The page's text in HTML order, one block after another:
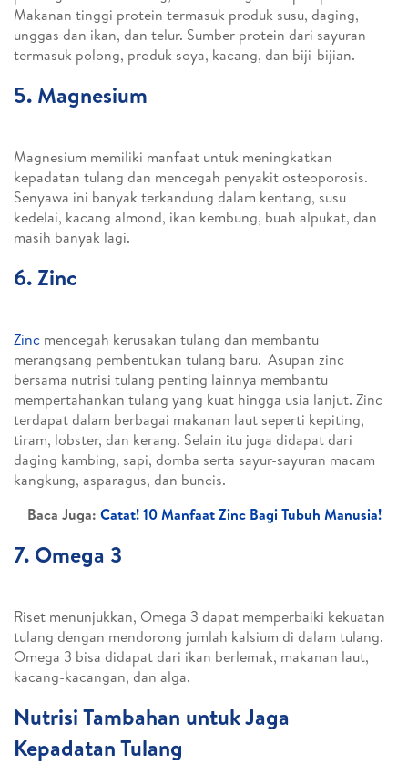
Makanan tinggi protein termasuk produk susu, daging,
unggas dan ikan, dan telur. Sumber protein dari sayuran
termasuk polong, produk soya, kacang, dan biji-bijian.
5. Magnesium
Magnesium memiliki manfaat untuk meningkatkan
kepadatan tulang dan mencegah penyakit osteoporosis.
Senyawa ini banyak terkandung dalam kentang, susu
kedelai, kacang almond, ikan kembung, buah alpukat, dan
masih banyak lagi.
6. Zinc
Zinc mencegah kerusakan tulang dan membantu
merangsang pembentukan tulang baru. Asupan zinc
bersama nutrisi tulang penting lainnya membantu
mempertahankan tulang yang kuat hingga usia lanjut. Zinc
terdapat dalam berbagai makanan laut seperti kepiting,
tiram, lobster, dan kerang. Selain itu juga didapat dari
daging kambing, sapi, domba serta sayur-sayuran macam
kangkung, asparagus, dan buncis.
Baca Juga: Catat! 10 Manfaat Zinc Bagi Tubuh Manusia!
7. Omega 3
Riset menunjukkan, Omega 3 dapat memperbaiki kekuatan
tulang dengan mendorong jumlah kalsium di dalam tulang.
Omega 3 bisa didapat dari ikan berlemak, makanan laut,
kacang-kacangan, dan alga.
Nutrisi Tambahan untuk Jaga
Kepadatan Tulang